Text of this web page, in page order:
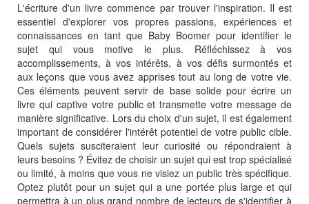
L'écriture d'un livre commence par trouver l'inspiration. Il est
essentiel d'explorer vos propres passions, expériences et
connaissances en tant que Baby Boomer pour identifier le
sujet qui vous motive le plus. Réfléchissez à vos
accomplissements, à vos intérêts, à vos défis surmontés et
aux leçons que vous avez apprises tout au long de votre vie.
Ces éléments peuvent servir de base solide pour écrire un
livre qui captive votre public et transmette votre message de
manière significative. Lors du choix d'un sujet, il est également
important de considérer l'intérêt potentiel de votre public cible.
Quels sujets susciteraient leur curiosité ou répondraient à
leurs besoins ? Évitez de choisir un sujet qui est trop spécialisé
ou limité, à moins que vous ne visiez un public très spécifique.
Optez plutôt pour un sujet qui a une portée plus large et qui
permettra à un plus grand nombre de lecteurs de s'identifier à